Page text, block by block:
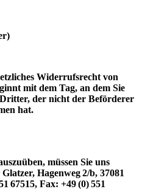
Widerrufsrecht von
mit dem Tag, an dem Sie
der nicht der Beförderer
hat.
müssen Sie uns
Hagenweg 2/b, 37081
67515, Fax: +49 (0) 551